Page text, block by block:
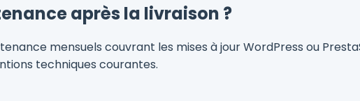
après la livraison ?
mensuels couvrant les mises à jour WordPress ou
techniques courantes.